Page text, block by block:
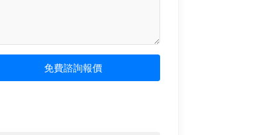
免費諮詢報價